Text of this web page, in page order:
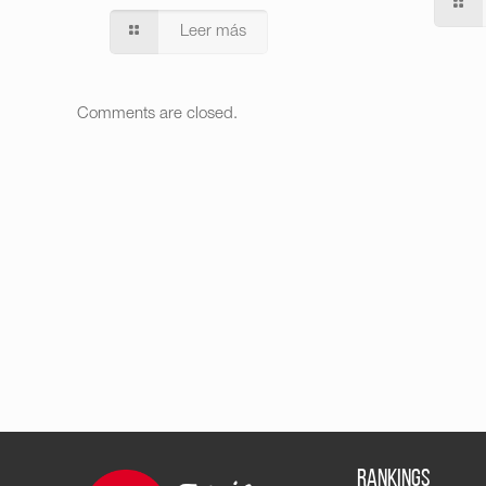
Leer más
Comments are closed.
RANKINGS